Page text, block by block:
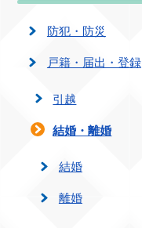
防犯・防災
戸籍・届出・登録
引越
結婚・離婚
結婚
離婚